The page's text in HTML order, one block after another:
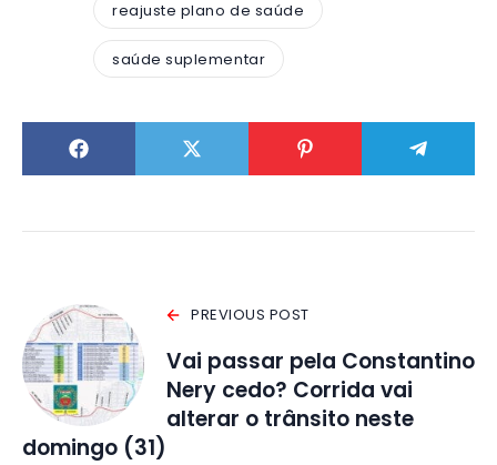
reajuste plano de saúde
saúde suplementar
PREVIOUS POST
Vai passar pela Constantino
Nery cedo? Corrida vai
alterar o trânsito neste
domingo (31)